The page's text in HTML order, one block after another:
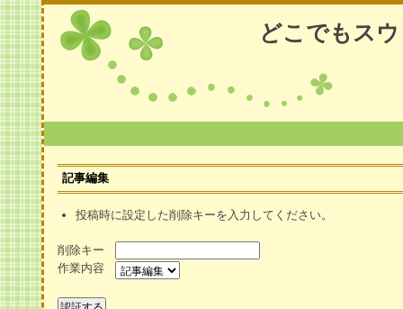
どこでもス
記事編集
投稿時に設定した削除キーを入力してください。
削除キー
作業内容